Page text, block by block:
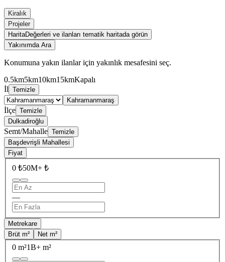
Kiralık
Projeler
HaritaDeğerleri ve ilanları tematik haritada görün
Yakınımda Ara
Konumuna yakın ilanlar için yakınlık mesafesini seç.
0.5km5km10km15kmKapalı
İl Temizle
Kahramanmaraş
İlçe Temizle
Dulkadiroğlu
Semt/Mahalle Temizle
Başdevrişli Mahallesi
Fiyat
0 ₺50M+ ₺
—
Metrekare
Brüt m²
Net m²
0 m²1B+ m²